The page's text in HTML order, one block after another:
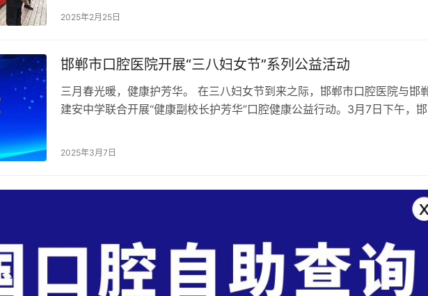
及口腔健康知识，提高社区居民的牙科健康水平，…
2025年2月25日
邯郸市口腔医院开展“三八妇女节”系列公益活动
三月春光暖，健康护芳华。 在三八妇女节到来之际，邯郸市口腔医院与邯
建安中学联合开展“健康副校长护芳华”口腔健康公益行动。3月7日下午，
2025年3月7日